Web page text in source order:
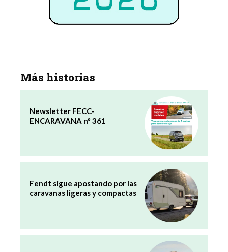
Más historias
Newsletter FECC-
ENCARAVANA nº 361
Fendt sigue apostando por las
caravanas ligeras y compactas